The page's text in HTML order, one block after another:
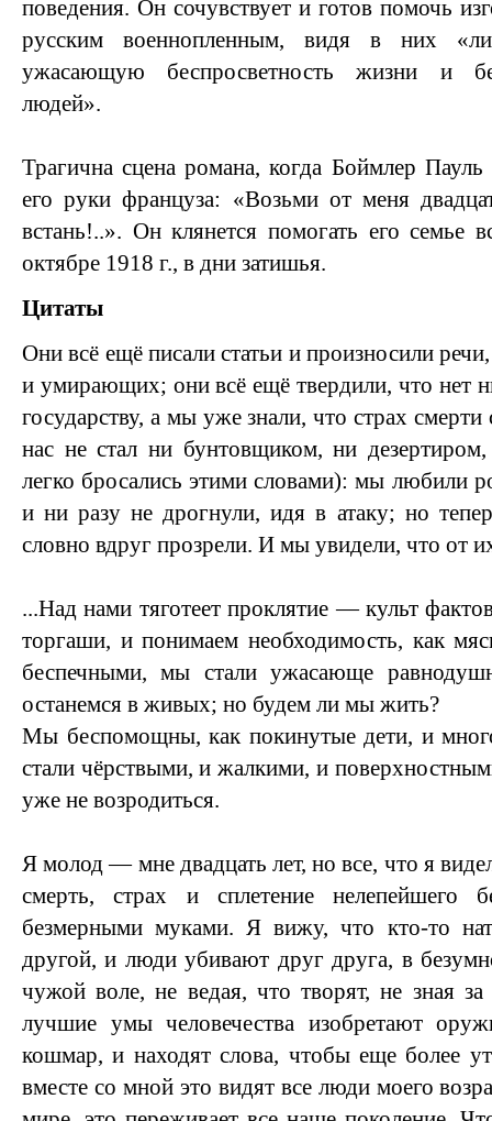
поведения. Он сочувствует и готов помочь
русским военнопленным, видя в них
ужасающую беспросветность жизни и
людей».
Трагична сцена романа, когда Боймлер
его руки француза: «Возьми от меня
встань!..». Он клянется помогать его
октябре 1918 г., в дни затишья.
Цитаты
Они всё ещё писали статьи и произносили
и умирающих; они всё ещё твердили, что нет
государству, а мы уже знали, что страх смерти
нас не стал ни бунтовщиком, ни
легко бросались этими словами): мы любили
и ни разу не дрогнули, идя в атаку; но
словно вдруг прозрели. И мы увидели, что от
...Над нами тяготеет проклятие — культ
торгаши, и понимаем необходимость, как
беспечными, мы стали ужасающе
останемся в живых; но будем ли мы жить?
Мы беспомощны, как покинутые дети, и
стали чёрствыми, и жалкими, и
уже не возродиться.
Я молод — мне двадцать лет, но все, что я
смерть, страх и сплетение нелепейшего
безмерными муками. Я вижу, что кто-то
другой, и люди убивают друг друга, в
чужой воле, не ведая, что творят, не зная
лучшие умы человечества изобретают
кошмар, и находят слова, чтобы еще более
вместе со мной это видят все люди моего